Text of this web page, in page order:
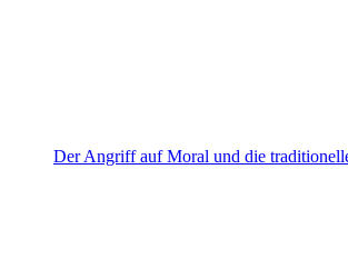
Der Angriff auf Moral und die